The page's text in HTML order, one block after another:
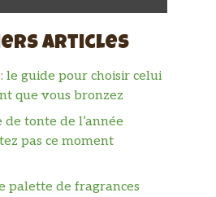
articles
le guide pour choisir celui
que vous bronzez
tonte de l’année
pas ce moment
palette de fragrances